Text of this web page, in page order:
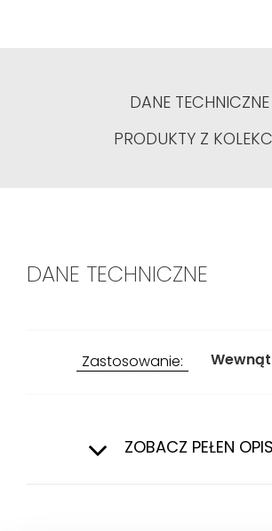
DANE TECHNICZNE
PRODUKTY Z
DANE TECHNICZNE
Zastosowanie:
sypialnia
ZOBACZ PEŁEN OPIS